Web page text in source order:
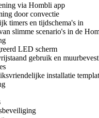
via Hombli app
door convectie
timers en tijdschema's in
slimme scenario's in de
LED scherm
gebruik en
installatie